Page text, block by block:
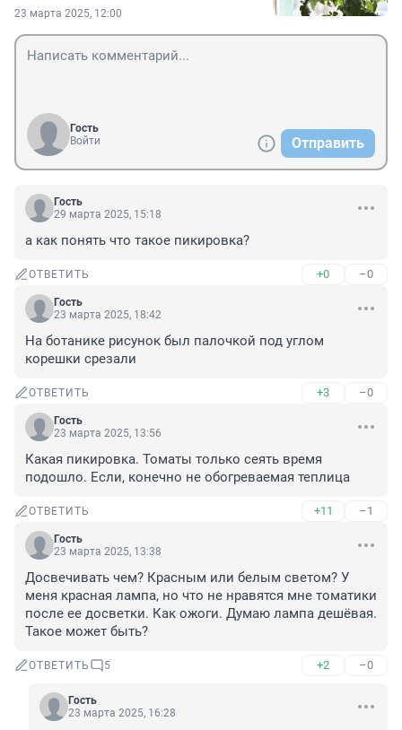
23 марта 2025, 12:00
Гость
Войти
Отправить
Гость
29 марта 2025, 15:18
а как понять что такое пикировка?
ОТВЕТИТЬ +0 –0
Гость
23 марта 2025, 18:42
На ботанике рисунок был палочкой под углом
корешки срезали
ОТВЕТИТЬ +3 –0
Гость
23 марта 2025, 13:56
Какая пикировка. Томаты только сеять время
подошло. Если, конечно не обогреваемая теплица
ОТВЕТИТЬ +11 –1
Гость
23 марта 2025, 13:38
Досвечивать чем? Красным или белым светом? У
меня красная лампа, но что не нравятся мне томатики
после ее досветки. Как ожоги. Думаю лампа дешёвая.
Такое может быть?
ОТВЕТИТЬ 5 +2 –0
Гость
23 марта 2025, 16:28